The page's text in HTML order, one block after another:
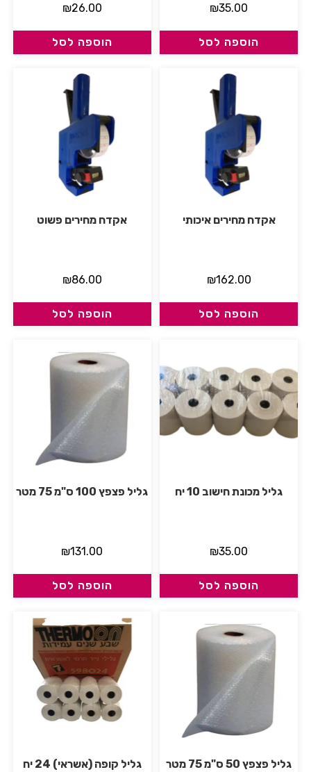
₪35.00
הוספה לסל
₪26.00
הוספה לסל
אקדח מחירים איכותי
₪162.00
הוספה לסל
אקדח מחירים פשוט
₪86.00
הוספה לסל
גליל מכונת חישוב 10 יח
₪35.00
הוספה לסל
גליל פצפץ 100 ס"מ 75 מטר
₪131.00
הוספה לסל
גליל פצפץ 50 ס"מ 75 מטר גליל קופה (אשראי) 24 יח